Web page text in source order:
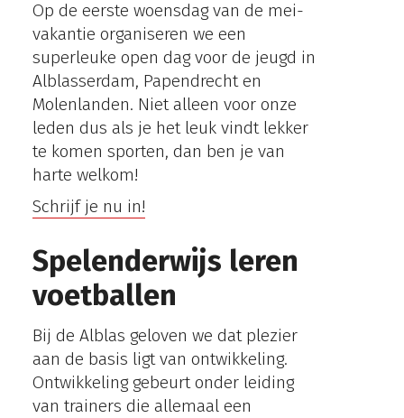
Op de eerste woensdag van de mei-
vakantie organiseren we een
superleuke open dag voor de jeugd in
Alblasserdam, Papendrecht en
Molenlanden. Niet alleen voor onze
leden dus als je het leuk vindt lekker
te komen sporten, dan ben je van
harte welkom!
Schrijf je nu in!
Spelenderwijs leren
voetballen
Bij de Alblas geloven we dat plezier
aan de basis ligt van ontwikkeling.
Ontwikkeling gebeurt onder leiding
van trainers die allemaal een